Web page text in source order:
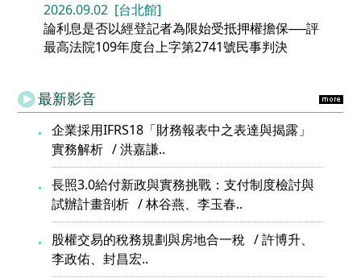
2026.09.02 [台北館]
論利息是否以經登記者為限始受抵押權擔保──評
最高法院109年度台上字第2741號民事判決
最新影音
企業採用IFRS18「財務報表中之表達與揭露」
實務解析
洪嘉謙..
長照3.0給付新政與實務挑戰：支付制度檢討與
試辦計畫剖析
林谷燕、李玉春..
股權交易的稅務規劃與房地合一稅
許博升、
李政佑、封昌宏..